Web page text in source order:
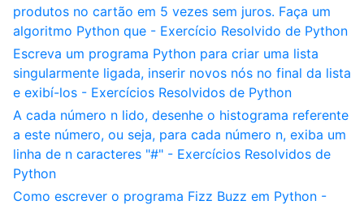
produtos no cartão em 5 vezes sem juros. Faça um
algoritmo Python que - Exercício Resolvido de Python
Escreva um programa Python para criar uma lista
singularmente ligada, inserir novos nós no final da lista
e exibí-los - Exercícios Resolvidos de Python
A cada número n lido, desenhe o histograma referente
a este número, ou seja, para cada número n, exiba um
linha de n caracteres "#" - Exercícios Resolvidos de
Python
Como escrever o programa Fizz Buzz em Python -